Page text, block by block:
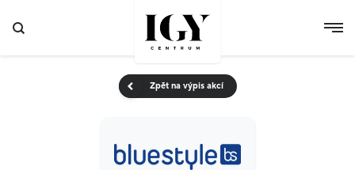
Zpět na výpis akcí